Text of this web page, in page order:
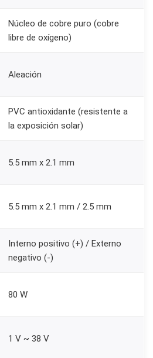
Núcleo de cobre puro (cobre
libre de oxígeno)
Aleación
PVC antioxidante (resistente a
la exposición solar)
5.5 mm x 2.1 mm
5.5 mm x 2.1 mm / 2.5 mm
Interno positivo (+) / Externo
negativo (-)
80 W
1 V ~ 38 V